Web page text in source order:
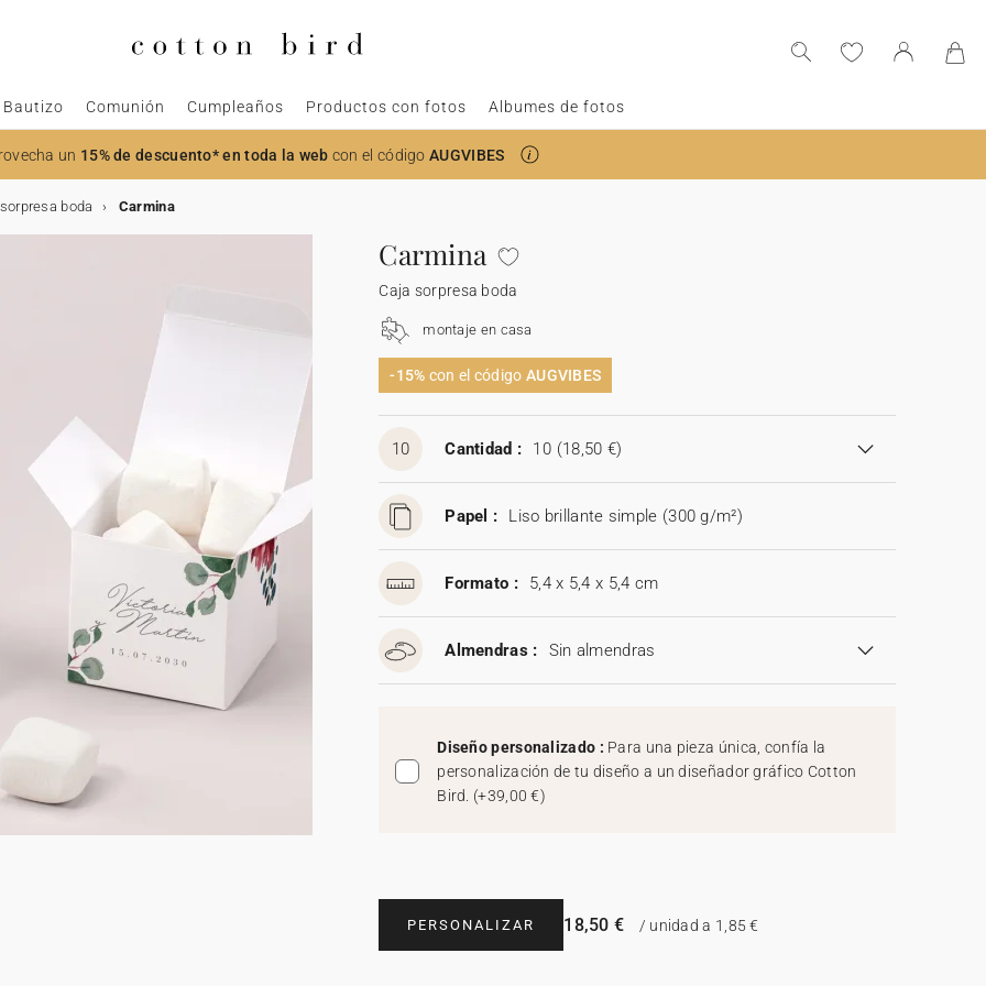
Bautizo Comunión Cumpleaños Productos con fotos Albumes de fotos
un 15% de descuento* en toda la web con el códigoAUGVIBES
boda Carmina
Carmina
Caja sorpresa boda
montaje en casa
-15% con el código AUGVIBES
10 Cantidad : 10 (18,50 €)
Papel : Liso brillante simple (300 g/m²)
Formato : 5,4 x 5,4 x 5,4 cm
Almendras : Sin almendras
Diseño personalizado : Para una pieza única, confía la
personalización de tu diseño a un diseñador gráfico Cotton
Bird. (+39,00 €)
PERSONALIZAR 18,50 € / unidad a 1,85 €